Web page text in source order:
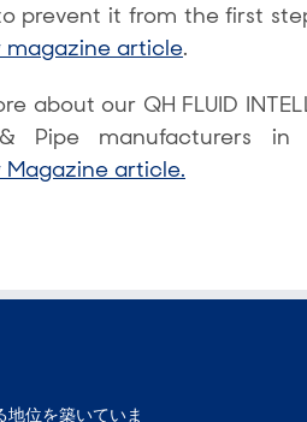
prevent it from the first
magazine article.
about our QH FLUID
Pipe manufacturers
Magazine article.
位を築いていま